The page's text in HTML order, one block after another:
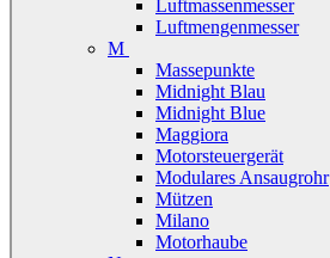
Luftmassenmesser
Luftmengenmesser
M
Massepunkte
Midnight Blau
Midnight Blue
Maggiora
Motorsteuergerät
Modulares Ansaugrohr
Mützen
Milano
Motorhaube